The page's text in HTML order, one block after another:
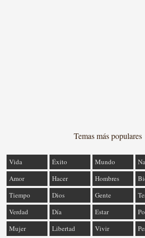
Temas más populares
Vida Éxito Mundo
Amor
Hacer Hombres
Tiempo
Dios Gente
Verdad
Día Estar
Mujer
Libertad Vivir